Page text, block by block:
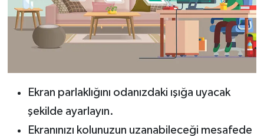
Ekran parlaklığını odanızdaki ışığa uyacak
şekilde ayarlayın.
Ekranınızı kolunuzun uzanabileceği mesafede